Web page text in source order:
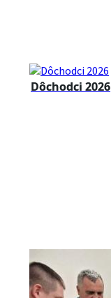
Dôchodci 2026